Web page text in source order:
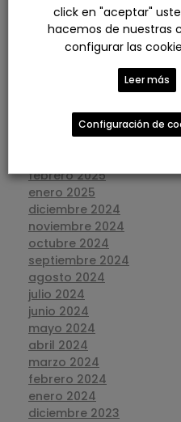
diciembre 2025
noviembre 2025
octubre 2025
septiembre 2025
mayo 2025
abril 2025
febrero 2025
enero 2025
diciembre 2024
noviembre 2024
octubre 2024
septiembre 2024
agosto 2024
julio 2024
junio 2024
mayo 2024
abril 2024
marzo 2024
febrero 2024
enero 2024
diciembre 2023
click en "aceptar"
hacemos de nuestras
configurar las
Leer más
Configuración de